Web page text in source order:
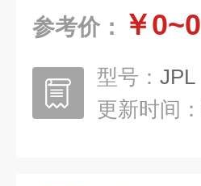
参考价： ￥0~0
型号： JPL
更新时间：